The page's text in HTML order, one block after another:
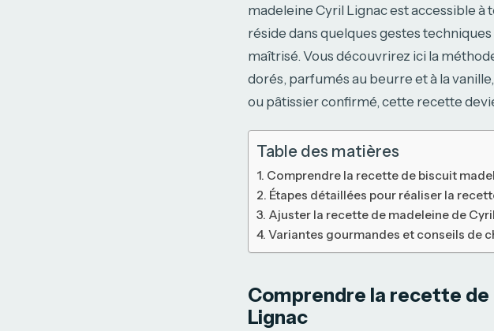
madeleine Cyril Lignac est accessible
réside dans quelques gestes
maîtrisé. Vous découvrirez ici la
dorés, parfumés au beurre et à la
ou pâtissier confirmé, cette recette
Table des matières
Comprendre la recette de biscuit
Étapes détaillées pour réaliser la
Ajuster la recette de madeleine de
Variantes gourmandes et conseils de
Comprendre la recette
Lignac